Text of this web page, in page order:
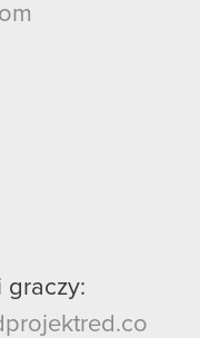
graczy: